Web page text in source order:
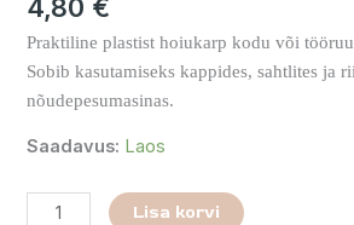
4,80 €
Praktiline plastist hoiukarp kodu või
Sobib kasutamiseks kappides, sahtlites ja
nõudepesumasinas.
Saadavus: Laos
Lisa korvi